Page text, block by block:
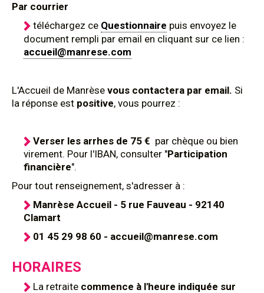
Par courrier
téléchargez ce Questionnaire puis envoyez le
document rempli par email en cliquant sur ce lien :
accueil@manrese.com
L'Accueil de Manrèse vous contactera par email. Si
la réponse est positive, vous pourrez :
Verser les arrhes de 75 € par chèque ou bien
virement. Pour l'IBAN, consulter "Participation
financière".
Pour tout renseignement, s'adresser à :
Manrèse Accueil - 5 rue Fauveau - 92140
Clamart
01 45 29 98 60 - accueil@manrese.com
HORAIRES
La retraite commence à l'heure indiquée sur